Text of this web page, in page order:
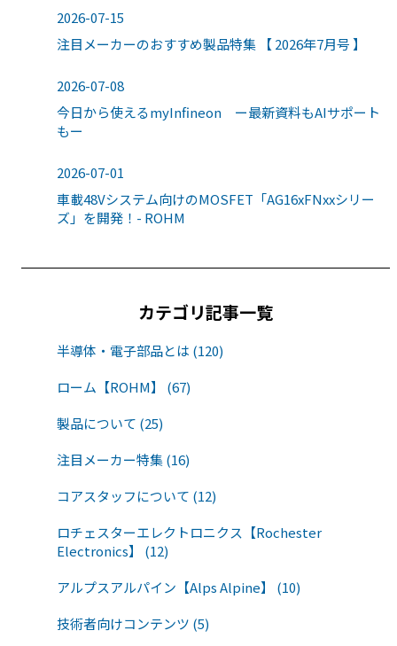
2026-07-15
注目メーカーのおすすめ製品特集 【 2026年7月号 】
2026-07-08
今日から使えるmyInfineon ー最新資料もAIサポート
もー
2026-07-01
車載48Vシステム向けのMOSFET「AG16xFNxxシリー
ズ」を開発！- ROHM
カテゴリ記事一覧
半導体・電子部品とは (120)
ローム【ROHM】 (67)
製品について (25)
注目メーカー特集 (16)
コアスタッフについて (12)
ロチェスターエレクトロニクス【Rochester
Electronics】 (12)
アルプスアルパイン【Alps Alpine】 (10)
技術者向けコンテンツ (5)